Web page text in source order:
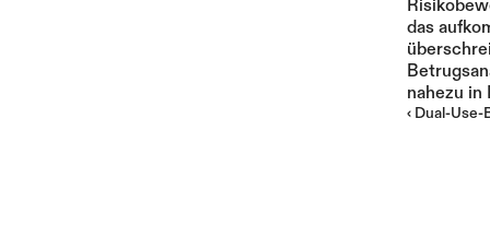
das
nahezu in
‹ Dual-